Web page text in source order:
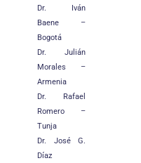
Dr. Iván
Baene –
Bogotá
Dr. Julián
Morales –
Armenia
Dr. Rafael
Romero –
Tunja
Dr. José G.
Díaz